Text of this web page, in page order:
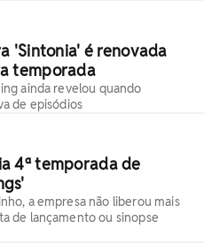
'Sintonia' é renovada
temporada
ainda revelou quando
de episódios
4ª temporada de
a empresa não liberou mais
de lançamento ou sinopse